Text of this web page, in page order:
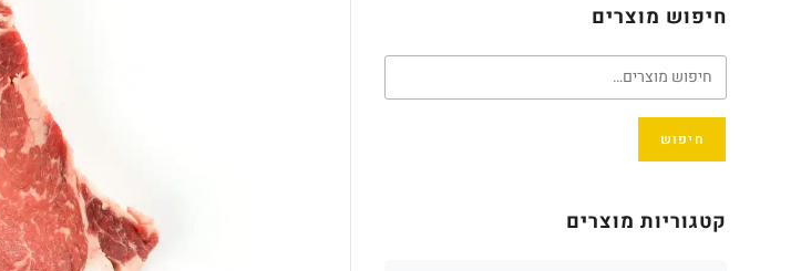
חיפוש מוצרים
חיפוש
קטגוריות מוצרים